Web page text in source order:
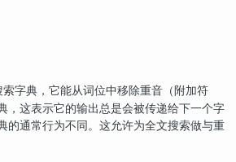
字典，它能从词位中移除重音（附加符
，这表示它的输出总是会被传递给下一个字
的通常行为不同。这允许为全文搜索做与重